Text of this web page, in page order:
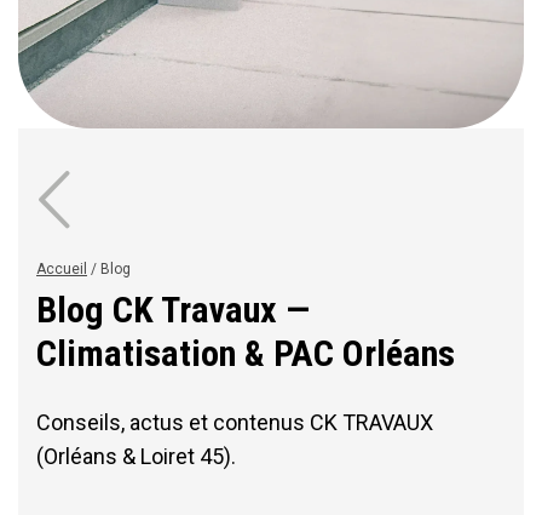
Accueil / Blog
Blog CK Travaux —
Climatisation & PAC Orléans
Conseils, actus et contenus CK TRAVAUX
(Orléans & Loiret 45).